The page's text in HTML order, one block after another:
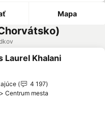
Mapa
do obľúbených
Laurel Khalani
ceny
4 197
Centrum mesta